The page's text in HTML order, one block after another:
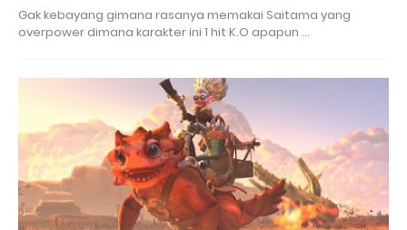
Gak kebayang gimana rasanya memakai Saitama yang
overpower dimana karakter ini 1 hit K.O apapun …